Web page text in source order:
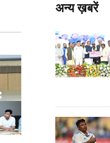
अन्य ख़बरें